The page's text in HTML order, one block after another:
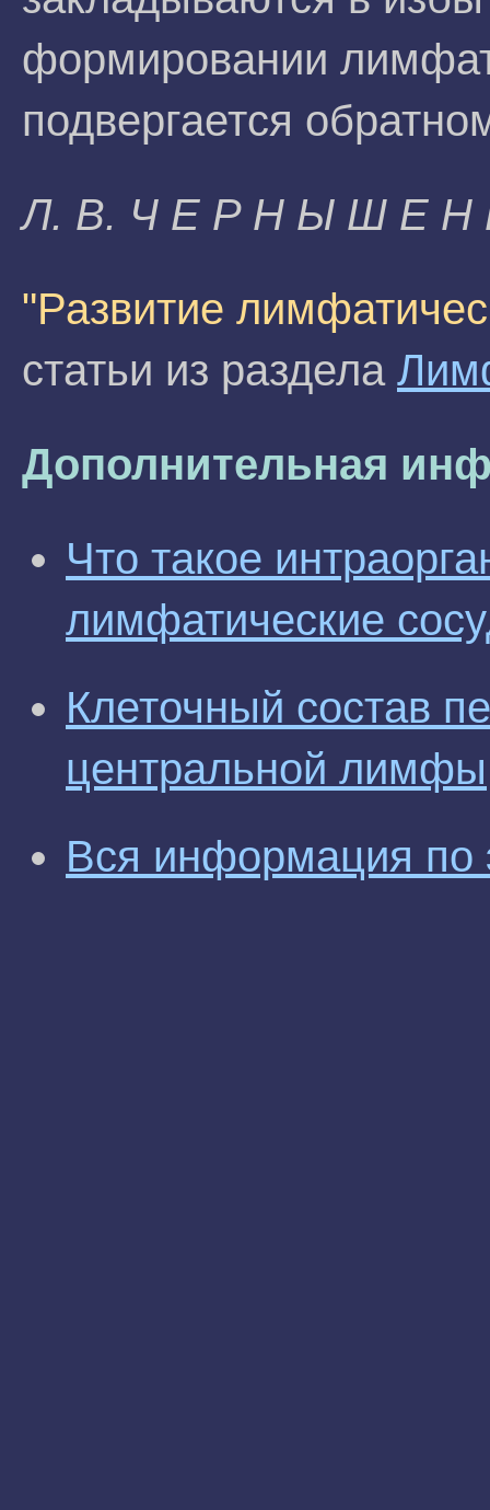
формировании
подвергается
Л. B. Ч E P H Ы Ш E H
"Развитие
статьи из раздела
Дополнительная
Что такое
лимфатические
Клеточный состав
центральной лимфы
Вся информация по